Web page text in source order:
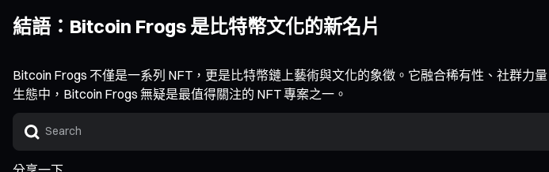
結語：Bitcoin Frogs 是比特幣文化的新名片
Bitcoin Frogs 不僅是一系列 NFT，更是比特幣鏈上藝術與文化的象徵。它融合稀有性、社群
生態中，Bitcoin Frogs 無疑是最值得關注的 NFT 專案之一。